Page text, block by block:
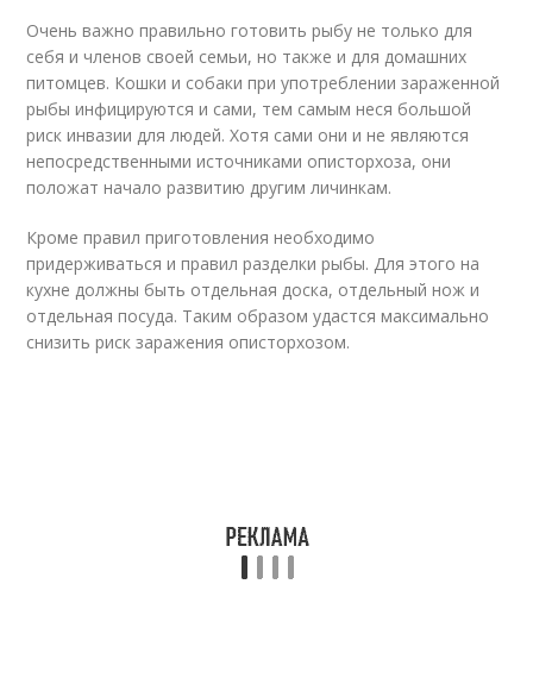
Очень важно правильно готовить рыбу не только для
себя и членов своей семьи, но также и для домашних
питомцев. Кошки и собаки при употреблении зараженной
рыбы инфицируются и сами, тем самым неся большой
риск инвазии для людей. Хотя сами они и не являются
непосредственными источниками описторхоза, они
положат начало развитию другим личинкам.
Кроме правил приготовления необходимо
придерживаться и правил разделки рыбы. Для этого на
кухне должны быть отдельная доска, отдельный нож и
отдельная посуда. Таким образом удастся максимально
снизить риск заражения описторхозом.